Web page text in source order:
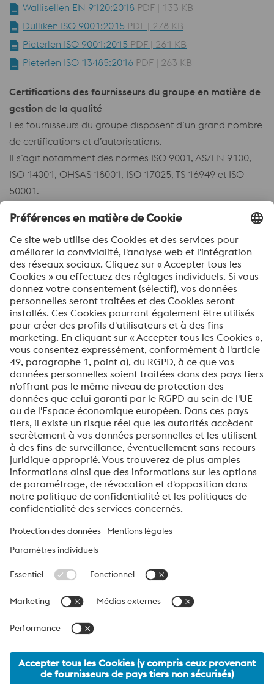
Wallisellen EN 9120:2018 PDF | 133 KB
Dulliken ISO 9001:2015 PDF | 278 KB
Pieterlen ISO 9001:2015 PDF | 261 KB
Pieterlen ISO 13485:2016 PDF | 263 KB
Certifications des fournisseurs du groupe en matière de
gestion de la qualité
Les fournisseurs du groupe disposent d’un grand nombre
de certifications et d’autorisations.
Il s’agit notamment des normes ISO 9001, AS/EN 9100,
ISO 14001, OHSAS 18001, ISO 17025, TS 16949 et ISO
50001.
Vous trouverez les certificats et les informations détaillées
voestalpine BÖHLER Edelstahl GmbH & Co KG
voestalpine BÖHLER Bleche GmbH & Co KG
Contact
Service technique | qualité
Fredy Derrer
T: +41 44 832 87 20
Mail
la société de distribution en Suisse et au Liechtenstein de la
division High Performance Metals du groupe voestalpine.
et de services exigeantes concernant l’acier inoxydable, le